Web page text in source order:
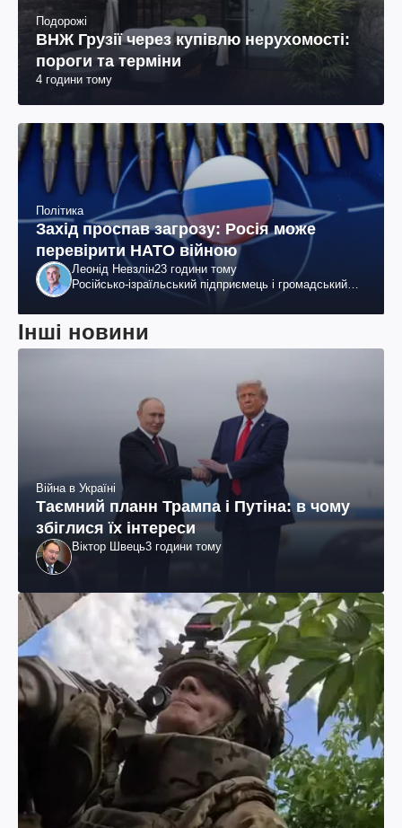
Подорожі
ВНЖ Грузії через купівлю нерухомості:
пороги та терміни
4 години тому
Політика
Захід проспав загрозу: Росія може
перевірити НАТО війною
Леонід Невзлін23 години тому
Російсько-ізраїльський підприємець і громадський
Інші новини
Війна в Україні
Таємний планн Трампа і Путіна: в чому
збіглися їх інтереси
Віктор Швець3 години тому